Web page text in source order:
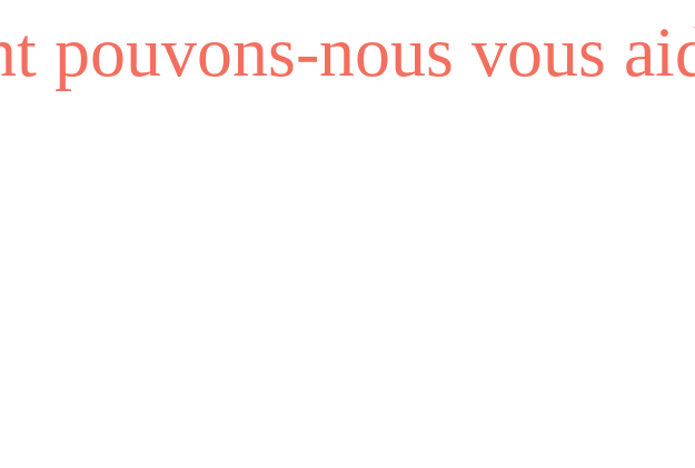
pouvons-nous vous